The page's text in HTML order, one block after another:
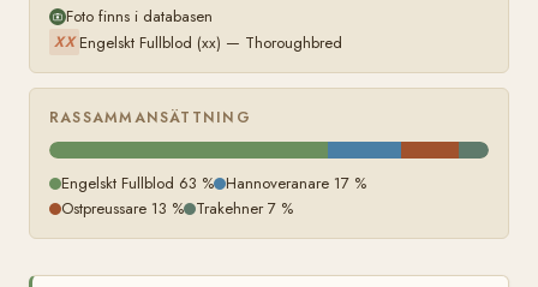
Foto finns i databasen
XX Engelskt Fullblod (xx) — Thoroughbred
RASSAMMANSÄTTNING
Engelskt Fullblod 63 % Hannoveranare 17 %
Ostpreussare 13 % Trakehner 7 %